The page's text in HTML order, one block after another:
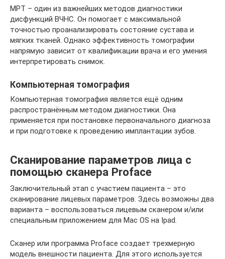
МРТ – один из важнейших методов диагностики
дисфункций ВЧНС. Он помогает с максимальной
точностью проанализировать состояние сустава и
мягких тканей. Однако эффективность томографии
напрямую зависит от квалификации врача и его умения
интерпретировать снимок.
Компьютерная томография
Компьютерная томография является ещё одним
распространённым методом диагностики. Она
применяется при постановке первоначального диагноза
и при подготовке к проведению имплантации зубов.
Сканирование параметров лица с
помощью сканера Proface
Заключительный этап с участием пациента – это
сканирование лицевых параметров. Здесь возможны два
варианта – воспользоваться лицевым сканером и/или
специальным приложением для Mac OS на Ipad.
Сканер или программа Proface создает трехмерную
модель внешности пациента. Для этого используется